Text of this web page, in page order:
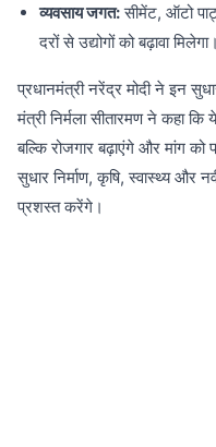
व्यवसाय जगत:सीमेंट, ऑटो
दरों से उद्योगों को बढ़ावा मिलेगा।
प्रधानमंत्री नरेंद्र मोदी ने इन
मंत्री निर्मला सीतारमण ने कहा
बल्कि रोजगार बढ़ाएंगे और मांग को
सुधार निर्माण, कृषि, स्वास्थ्य और
प्रशस्त करेंगे।